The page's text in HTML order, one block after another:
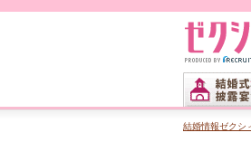
結婚情報ゼクシ